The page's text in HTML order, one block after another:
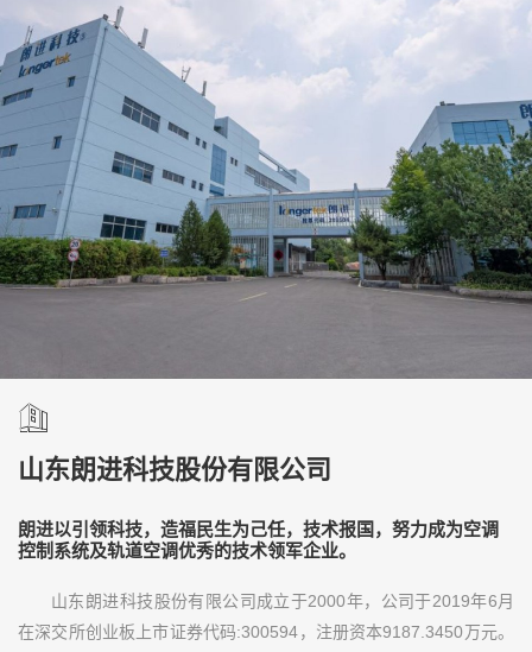
山东朗进科技股份有限公司
朗进以引领科技，造福民生为己任，技术报国，努力成为空调
控制系统及轨道空调优秀的技术领军企业。
山东朗进科技股份有限公司成立于2000年，公司于2019年6月
在深交所创业板上市证券代码:300594，注册资本9187.3450万元。